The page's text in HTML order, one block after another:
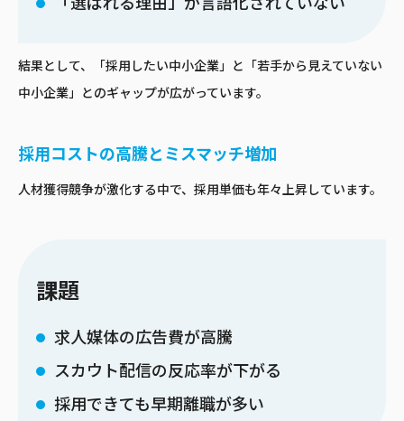
結果として、「採用したい中小企業」と「若手から見えていない
中小企業」とのギャップが広がっています。
採用コストの高騰とミスマッチ増加
人材獲得競争が激化する中で、採用単価も年々上昇しています。
課題
求人媒体の広告費が高騰
スカウト配信の反応率が下がる
採用できても早期離職が多い